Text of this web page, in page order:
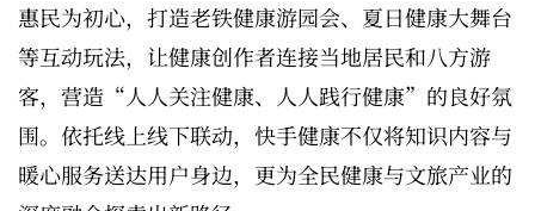
惠民为初心，打造老铁健康游园会、夏日健康大舞台
等互动玩法，让健康创作者连接当地居民和八方游
客，营造“人人关注健康、人人践行健康”的良好氛
围。依托线上线下联动，快手健康不仅将知识内容与
暖心服务送达用户身边，更为全民健康与文旅产业的